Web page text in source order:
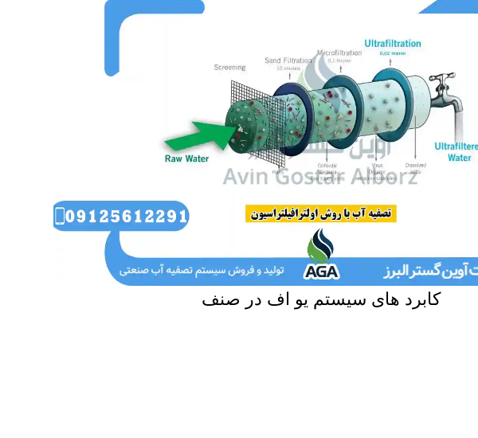
کابرد های سیستم یو اف در صنف